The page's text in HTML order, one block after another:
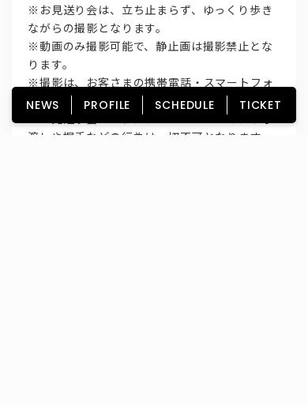
※お見送り会は、立ち止まらず、 ゆっくり歩き
ながらの撮影となります。
※動画のみ撮影可能で、静止画は撮影禁止とな
ります。
※撮影は、お客さまの携帯電話・スマートフォ
ンのみ可能です。
※お見送り会では、
メンバーへのプレゼント手
渡しや握手などの行為は一切不可となり ます。
NEWS PROFILE SCHEDULE TICKET